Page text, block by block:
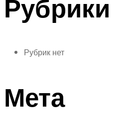
Рубрик нет
Мета